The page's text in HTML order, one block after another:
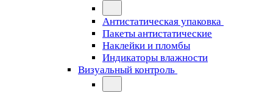
Антистатическая упаковка
Пакеты антистатические
Наклейки и пломбы
Индикаторы влажности
Визуальный контроль